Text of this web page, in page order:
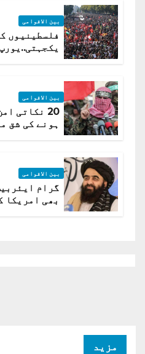
بین الاقوامی
فلسطینیوں
بین الاقوامی
20 نکاتی
ہونے کی شق
بین الاقوامی
گرام
بھی امریکا
مزید